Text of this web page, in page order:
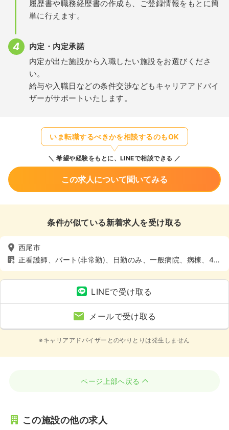
履歴書や職務経歴書の作成も、ご登録情報をもとに簡
単に行えます。
内定・内定承諾
内定が出た施設から入職したい施設をお選びくださ
い。
給与や入職日などの条件交渉などもキャリアアドバイ
ザーがサポートいたします。
いま転職するべきかを相談するのもOK
希望や経験をもとに、LINEで相談できる
この求人について聞いてみる
条件が似ている新着求人を受け取る
西尾市
正看護師、パート(非常勤)、日勤のみ、一般病院、病棟、4週
8休以上
LINEで受け取る
メールで受け取る
※キャリアアドバイザーとのやりとりは発生しません
ページ上部へ戻る
この施設の他の求人